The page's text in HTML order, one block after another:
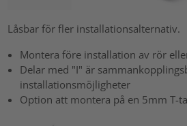
Låsbar för fler installationsalternativ.
Montera före installation av rör
Delar med "I" är
installationsmöjligheter
Option att montera på en 5mm T-